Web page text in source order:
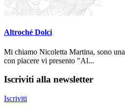
Altroché Dolci
Mi chiamo Nicoletta Martina, sono
con piacere vi presento "Al...
Iscriviti alla newsletter
Iscriviti